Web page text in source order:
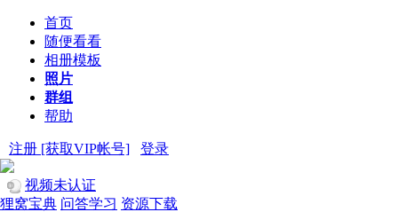
首页
随便看看
相册模板
照片
群组
帮助
注册 [获取VIP帐号] 登录
视频未认证
狸窝宝典 问答学习 资源下载